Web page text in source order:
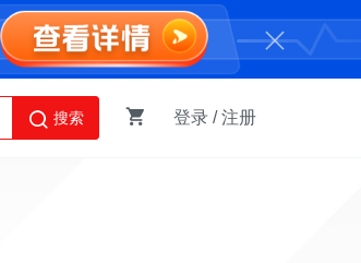
搜索 登录 /注册